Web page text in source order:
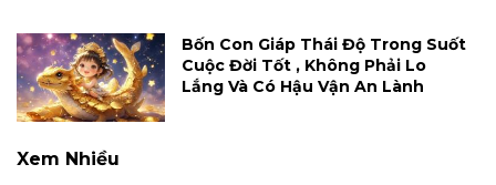
Bốn Con Giáp Thái Độ Trong Suốt
Cuộc Đời Tốt , Không Phải Lo
Lắng Và Có Hậu Vận An Lành
Xem Nhiều